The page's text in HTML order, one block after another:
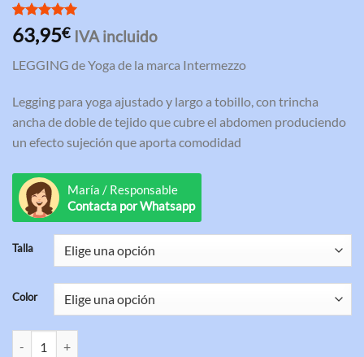
Valorado
con5.00
base a
3
63,95€ IVA incluido
LEGGING de Yoga de la marca Intermezzo
Legging para yoga ajustado y largo a tobillo, con trincha
ancha de doble de tejido que cubre el abdomen produciendo
un efecto sujeción que aporta comodidad
María / Responsable
Contacta por Whatsapp
Talla
Color